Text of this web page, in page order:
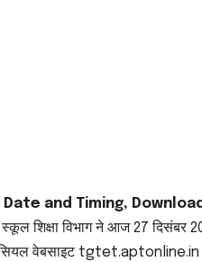
Date and Timing,
शिक्षा विभाग ने आज 27 दिसंबर
वेबसाइट